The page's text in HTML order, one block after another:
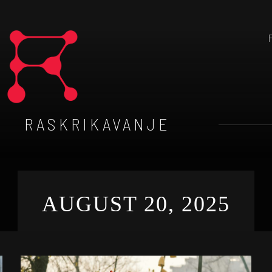
RASKRIKAVANJE
AUGUST 20, 2025